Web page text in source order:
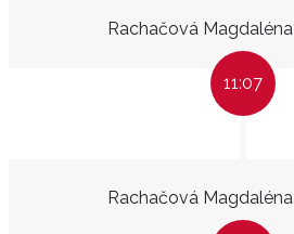
Rachačová Magdaléna
11:07
Rachačová Magdaléna